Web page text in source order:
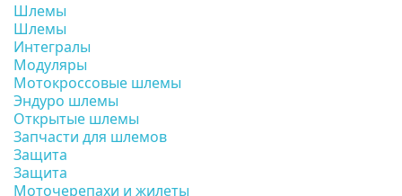
Шлемы
Шлемы
Интегралы
Модуляры
Мотокроссовые шлемы
Эндуро шлемы
Открытые шлемы
Запчасти для шлемов
Защита
Защита
Моточерепахи и жилеты